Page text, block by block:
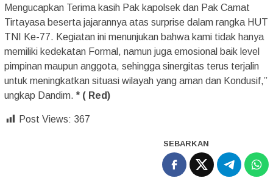
Mengucapkan Terima kasih Pak kapolsek dan Pak Camat
Tirtayasa beserta jajarannya atas surprise dalam rangka HUT
TNI Ke-77. Kegiatan ini menunjukan bahwa kami tidak hanya
memiliki kedekatan Formal, namun juga emosional baik level
pimpinan maupun anggota, sehingga sinergitas terus terjalin
untuk meningkatkan situasi wilayah yang aman dan Kondusif,’’
ungkap Dandim.* ( Red)
Post Views: 367
SEBARKAN